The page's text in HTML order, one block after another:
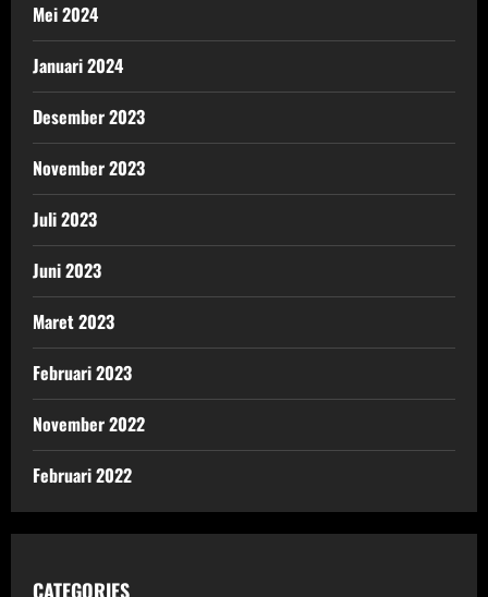
Mei 2024
Januari 2024
Desember 2023
November 2023
Juli 2023
Juni 2023
Maret 2023
Februari 2023
November 2022
Februari 2022
CATEGORIES